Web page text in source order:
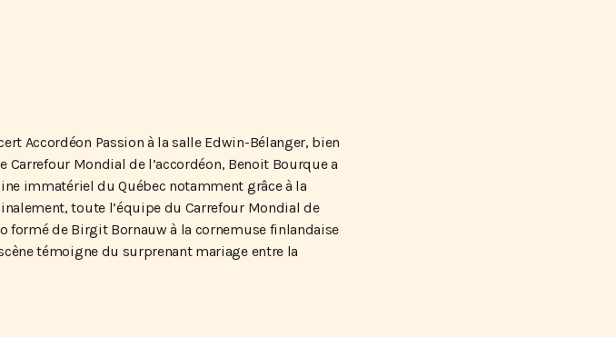
Accordéon Passion à la salle Edwin-Bélanger, bien
Carrefour Mondial de l’accordéon, Benoit Bourque a
immatériel du Québec notamment grâce à la
toute l’équipe du Carrefour Mondial de
formé de Birgit Bornauw à la cornemuse finlandaise
témoigne du surprenant mariage entre la